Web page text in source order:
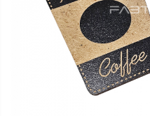
Metalex-ABS
Policarbonat Compact